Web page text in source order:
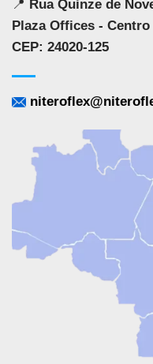
📍 Rua Quinze de
Plaza Offices -
CEP: 24020-125